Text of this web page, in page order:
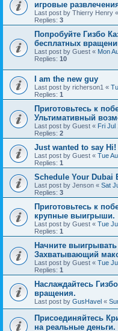
игровые
Last post by Thierry Henry «
Replies: 3
Попробуйте Гизбо
бесплатных
Last post by Guest « Mon
Replies: 10
I am the new guy
Last post by richerson1 «
Replies: 1
Приготовьтесь к
Ультимативный
Last post by Guest « Fri Jul
Replies: 2
Just wanted to say Hi!
Last post by Guest « Tue
Replies: 1
Schedule Your Dubai
Last post by Jenson « Sat
Replies: 3
Приготовьтесь к
крупные выигрыши.
Last post by Guest « Tue
Replies: 1
Начните
Захватывающий
Last post by Guest « Tue
Replies: 1
Наслаждайтесь
вращения.
Last post by GusHavel «
Присоединяйтесь
на реальные деньги.